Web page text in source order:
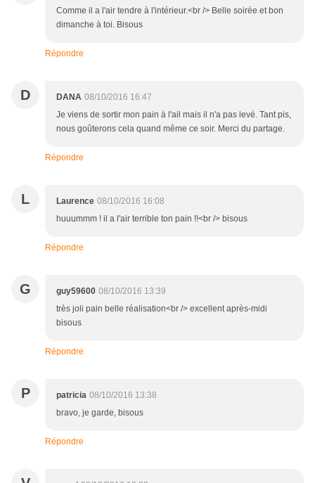
Comme il a l'air tendre à l'intérieur.<br /> Belle soirée et bon
dimanche à toi. Bisous
Répondre
D DANA 08/10/2016 16:47
Je viens de sortir mon pain à l'ail mais il n'a pas levé. Tant pis,
nous goûterons cela quand même ce soir. Merci du partage.
Répondre
L Laurence 08/10/2016 16:08
huuummm ! il a l'air terrible ton pain !!<br /> bisous
Répondre
G guy59600 08/10/2016 13:39
très joli pain belle réalisation<br /> excellent après-midi
bisous
Répondre
P patricia 08/10/2016 13:38
bravo, je garde, bisous
Répondre